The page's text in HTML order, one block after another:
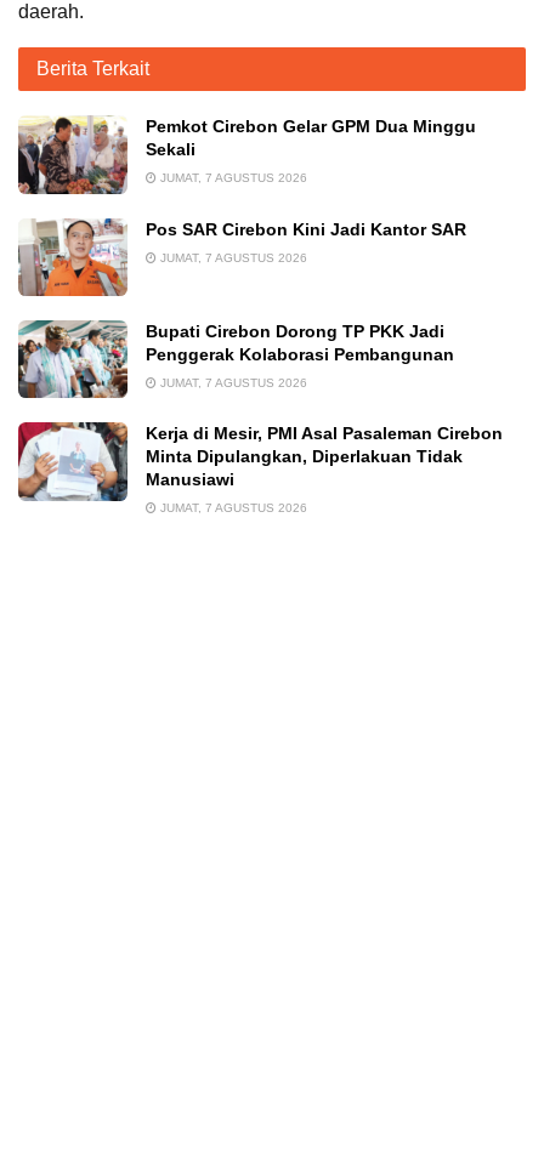
daerah.
Berita Terkait
Pemkot Cirebon Gelar GPM Dua Minggu
Sekali
JUMAT, 7 AGUSTUS 2026
Pos SAR Cirebon Kini Jadi Kantor SAR
JUMAT, 7 AGUSTUS 2026
Bupati Cirebon Dorong TP PKK Jadi
Penggerak Kolaborasi Pembangunan
JUMAT, 7 AGUSTUS 2026
Kerja di Mesir, PMI Asal Pasaleman Cirebon
Minta Dipulangkan, Diperlakuan Tidak
Manusiawi
JUMAT, 7 AGUSTUS 2026